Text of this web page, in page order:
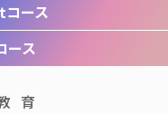
ース
ース
育